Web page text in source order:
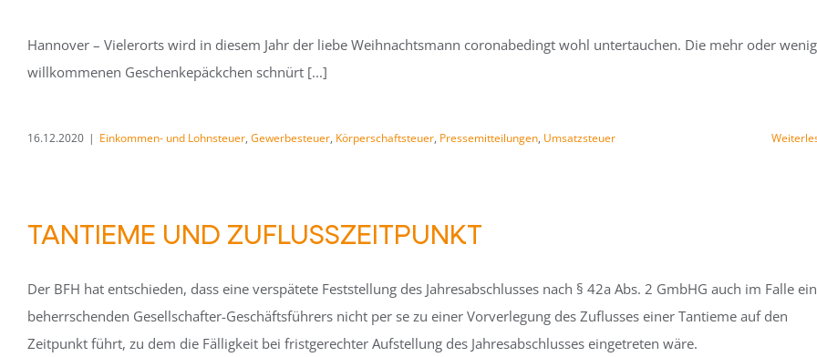
Hannover – Vielerorts wird in diesem Jahr der liebe Weihnachtsmann coronabedingt wohl untertauchen. Die mehr oder
willkommenen Geschenkepäckchen schnürt [...]
16.12.2020 | Einkommen- und Lohnsteuer, Gewerbesteuer, Körperschaftsteuer, Pressemitteilungen, Umsatzsteuer
TANTIEME UND ZUFLUSSZEITPUNKT
Der BFH hat entschieden, dass eine verspätete Feststellung des Jahresabschlusses nach § 42a Abs. 2 GmbHG auch im Falle
beherrschenden Gesellschafter-Geschäftsführers nicht per se zu einer Vorverlegung des Zuflusses einer Tantieme auf den
Zeitpunkt führt, zu dem die Fälligkeit bei fristgerechter Aufstellung des Jahresabschlusses eingetreten wäre.